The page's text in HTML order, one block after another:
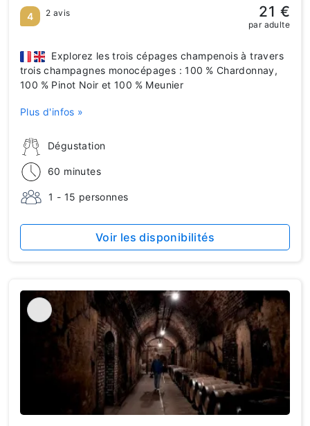
Dégustation
60 minutes
1 - 15 personnes
Explorez les trois cépages champenois à travers
trois champagnes monocépages : 100 % Chardonnay,
100 % Pinot Noir et 100 % Meunier
Plus d'infos »
4 2 avis 21 €
par adulte
Voir les disponibilités